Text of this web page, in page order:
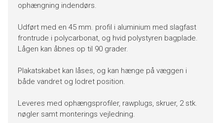
ophængning indendørs.
Udført med en 45 mm. profil i aluminium med slagfast
frontrude i polycarbonat, og hvid polystyren bagplade.
Lågen kan åbnes op til 90 grader.
Plakatskabet kan låses, og kan hænge på væggen i
både vandret og lodret position.
Leveres med ophængsprofiler, rawplugs, skruer, 2 stk.
nøgler samt monterings vejledning.